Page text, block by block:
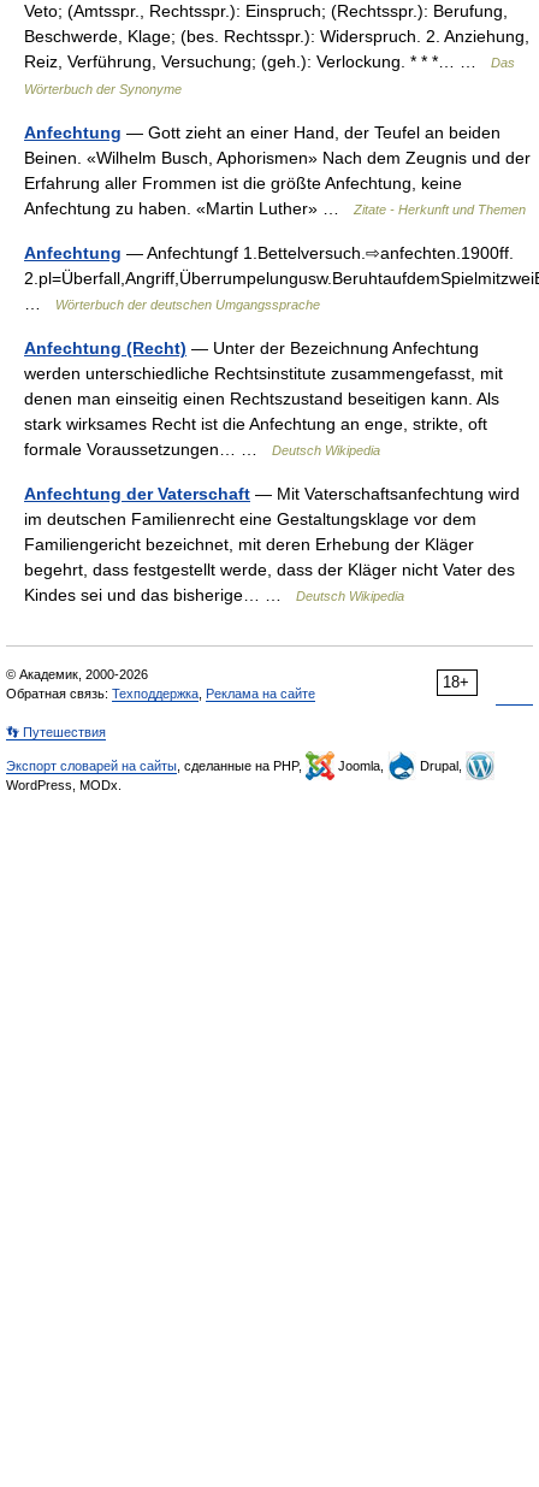
Veto; (Amtsspr., Rechtsspr.): Einspruch; (Rechtsspr.): Berufung,
Beschwerde, Klage; (bes. Rechtsspr.): Widerspruch. 2. Anziehung,
Reiz, Verführung, Versuchung; (geh.): Verlockung. * * *… …
Das
Wörterbuch der Synonyme
Anfechtung — Gott zieht an einer Hand, der Teufel an beiden
Beinen. «Wilhelm Busch, Aphorismen» Nach dem Zeugnis und der
Erfahrung aller Frommen ist die größte Anfechtung, keine
Anfechtung zu haben. «Martin Luther» …
Zitate - Herkunft und Themen
Anfechtung — Anfechtungf 1.Bettelversuch.⇨anfechten.1900ff.
Wörterbuch der deutschen Umgangssprache
Anfechtung (Recht) — Unter der Bezeichnung Anfechtung
werden unterschiedliche Rechtsinstitute zusammengefasst, mit
denen man einseitig einen Rechtszustand beseitigen kann. Als
stark wirksames Recht ist die Anfechtung an enge, strikte, oft
formale Voraussetzungen… …
Deutsch Wikipedia
Anfechtung der Vaterschaft — Mit Vaterschaftsanfechtung wird
im deutschen Familienrecht eine Gestaltungsklage vor dem
Familiengericht bezeichnet, mit deren Erhebung der Kläger
begehrt, dass festgestellt werde, dass der Kläger nicht Vater des
Kindes sei und das bisherige… …
Deutsch Wikipedia
18+
© Академик, 2000-2026
Обратная связь: Техподдержка Реклама на сайте
👣 Путешествия
Экспорт словарей на сайты , сделанные на PHP, Joomla,
Drupal,
WordPress, MODx.